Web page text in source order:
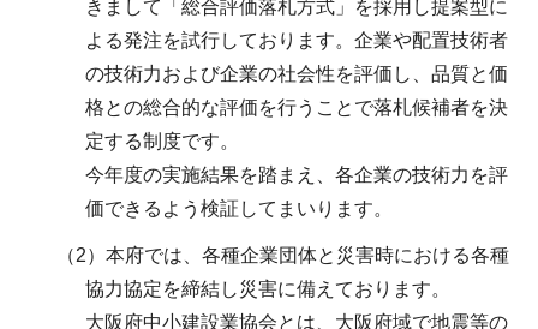
きまして「総合評価落札方式」を採用し提案型に
よる発注を試行しております。企業や配置技術者
の技術力および企業の社会性を評価し、品質と価
格との総合的な評価を行うことで落札候補者を決
定する制度です。
今年度の実施結果を踏まえ、各企業の技術力を評
価できるよう検証してまいります。
（2）本府では、各種企業団体と災害時における各種
協力協定を締結し災害に備えております。
大阪府中小建設業協会とは、大阪府域で地震等の